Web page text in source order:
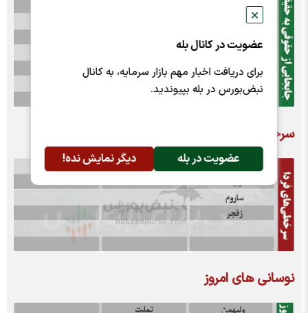
✕
عضویت در کانال بله
برای دریافت اخبار مهم بازار سرمایه، به کانال
نبض‌بورس در بله بپیوندید.
عضویت در بله دیگر نمایش نده!
سرخطی های فردا
نوسانی های امروز